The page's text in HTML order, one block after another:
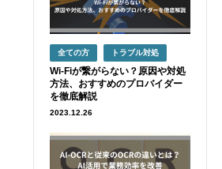
全ての方 トラブル対処
Wi-Fiが繋がらない？原因や対処
方法、おすすめのプロバイダー
を徹底解説
2023.12.26